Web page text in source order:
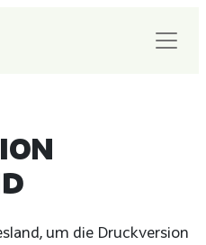
um die Druckversion